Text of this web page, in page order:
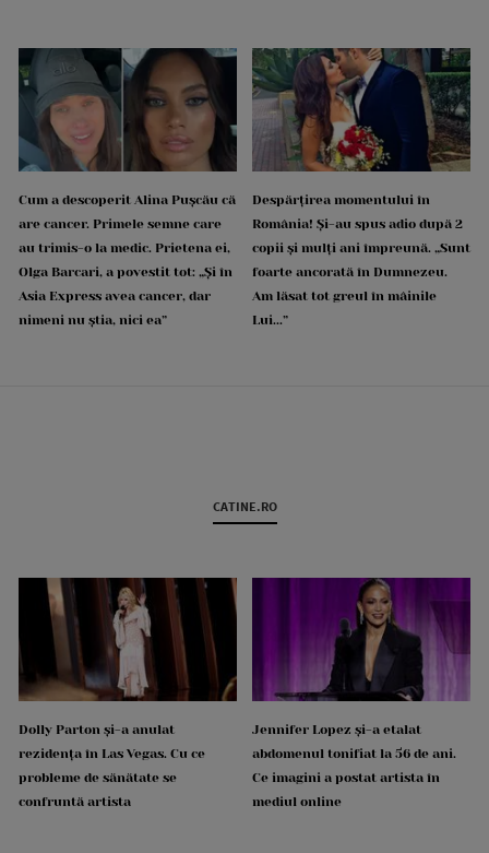
Cum a descoperit Alina Pușcău că
are cancer. Primele semne care
au trimis-o la medic. Prietena ei,
Olga Barcari, a povestit tot: „Și în
Asia Express avea cancer, dar
nimeni nu știa, nici ea”
Despărțirea momentului în
România! Și-au spus adio după 2
copii și mulți ani împreună. „Sunt
foarte ancorată în Dumnezeu.
Am lăsat tot greul în mâinile
Lui...”
CATINE.RO
Dolly Parton și-a anulat
rezidența în Las Vegas. Cu ce
probleme de sănătate se
confruntă artista
Jennifer Lopez și-a etalat
abdomenul tonifiat la 56 de ani.
Ce imagini a postat artista în
mediul online